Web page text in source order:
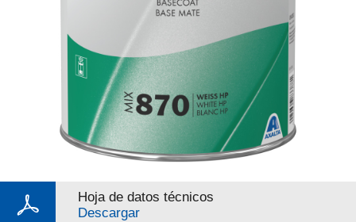
Hoja de datos técnicos
Descargar